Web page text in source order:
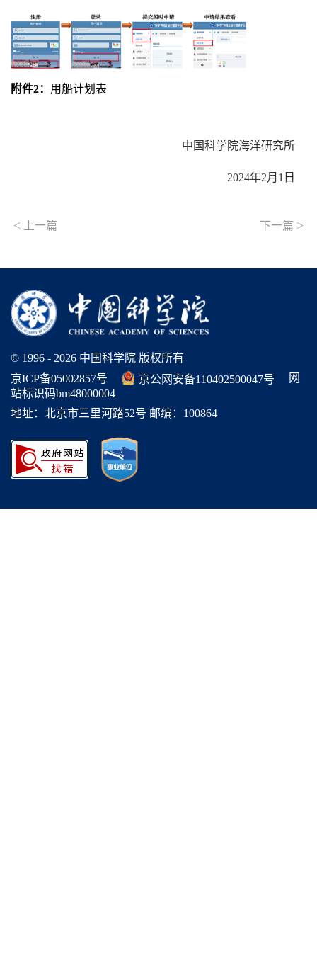
附件2： 用船计划表
中国科学院海洋研究所
2024年2月 1 日
< 上一篇 下一篇 >
© 1996 - 2026 中国科学院 版权所有
京ICP备05002857号
京公网安备110402500047号
网
站标识码bm48000004
地址：北京市三里河路52号 邮编：100864